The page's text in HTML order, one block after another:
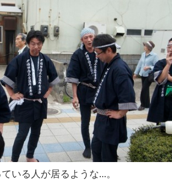
いる人が居るような...。